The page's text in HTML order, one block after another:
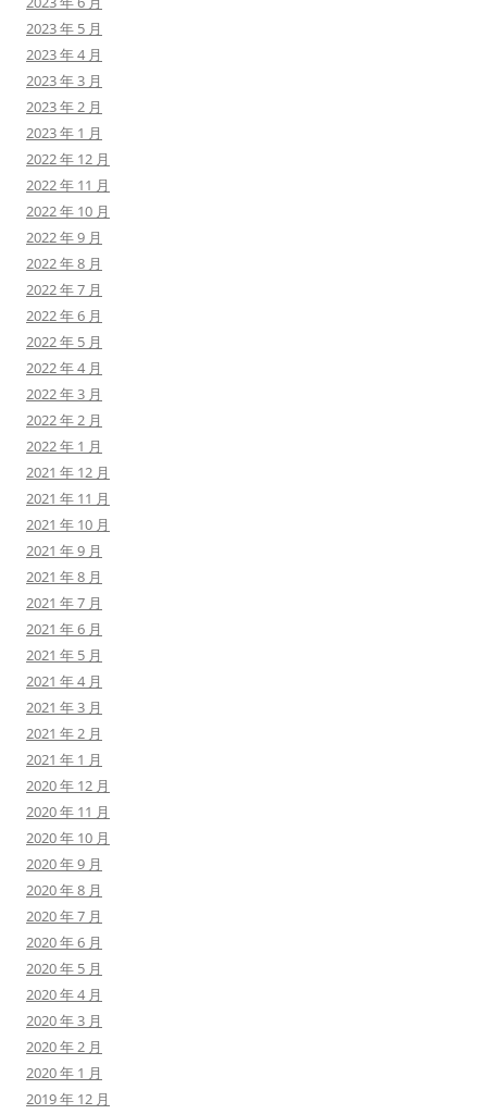
2023 年 5 月
2023 年 4 月
2023 年 3 月
2023 年 2 月
2023 年 1 月
2022 年 12 月
2022 年 11 月
2022 年 10 月
2022 年 9 月
2022 年 8 月
2022 年 7 月
2022 年 6 月
2022 年 5 月
2022 年 4 月
2022 年 3 月
2022 年 2 月
2022 年 1 月
2021 年 12 月
2021 年 11 月
2021 年 10 月
2021 年 9 月
2021 年 8 月
2021 年 7 月
2021 年 6 月
2021 年 5 月
2021 年 4 月
2021 年 3 月
2021 年 2 月
2021 年 1 月
2020 年 12 月
2020 年 11 月
2020 年 10 月
2020 年 9 月
2020 年 8 月
2020 年 7 月
2020 年 6 月
2020 年 5 月
2020 年 4 月
2020 年 3 月
2020 年 2 月
2020 年 1 月
2019 年 12 月